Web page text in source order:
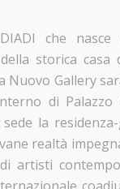
che nasce
storica casa
Nuovo Gallery
di
la
realtà
artisti